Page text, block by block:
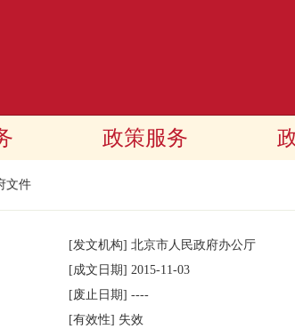
政策服务
文件
[发文机构] 北京市人民政府办公厅
[成文日期] 2015-11-03
[废止日期] ----
[有效性] 失效